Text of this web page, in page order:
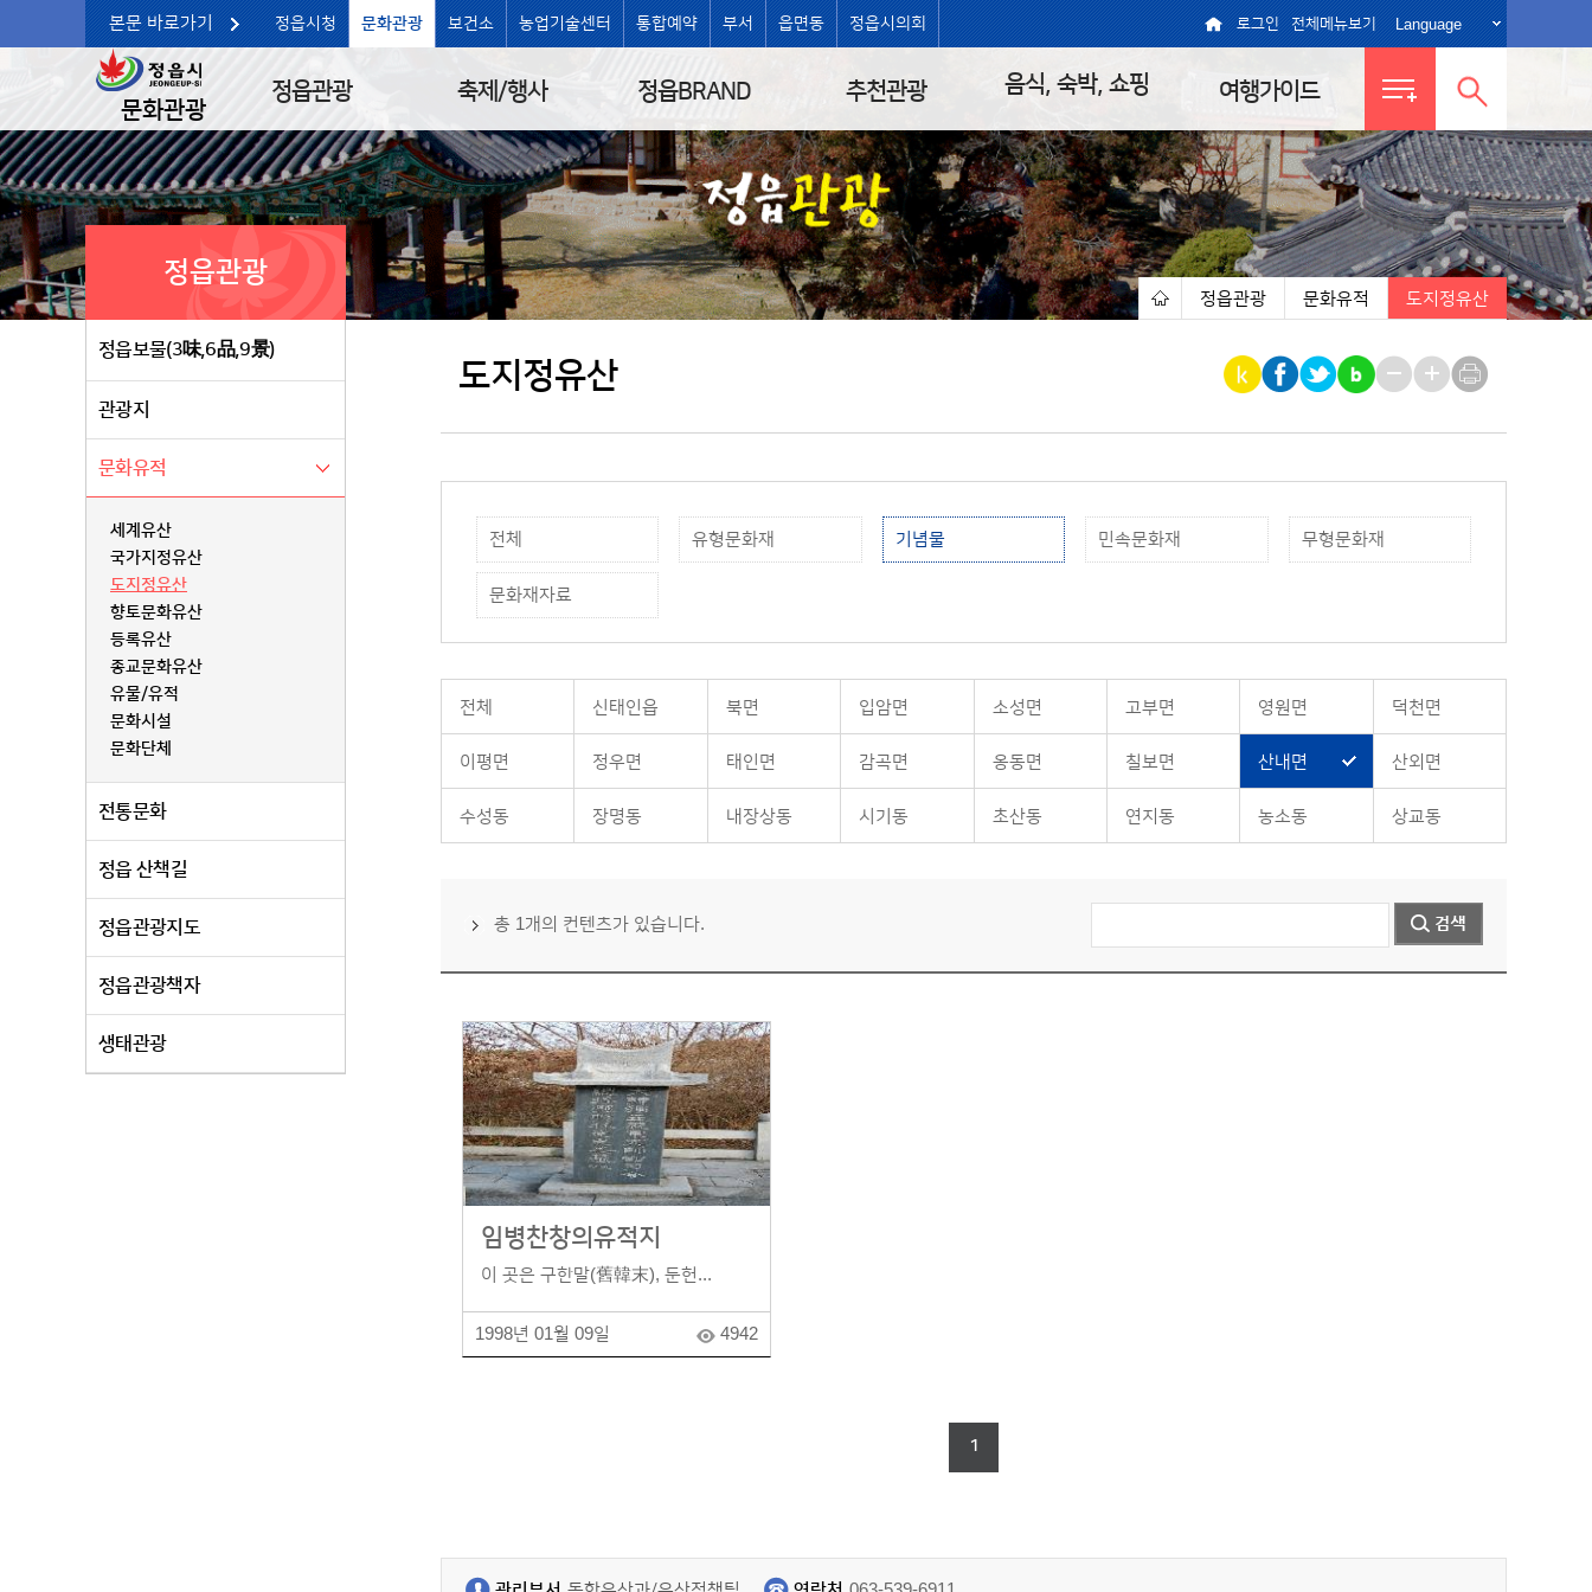
본문 바로가기 정읍시청 문화관광 보건소 농업기술센터 통합예약 부서 읍면동 정읍시의회 로그인 전체메뉴보기 Language
문화관광
정읍관광 축제/행사 정읍BRAND 추천관광 음식, 숙박, 쇼핑 여행가이드
전체메뉴
보기
통합검색
열기
정읍관광
정읍보물(3味,6品,9景)
관광지
문화유적
세계유산
국가지정유산
도지정유산
향토문화유산
등록유산
종교문화유산
유물/유적
문화시설
문화단체
전통문화
정읍 산책길
정읍관광지도
정읍관광책자
생태관광
정읍관광 문화유적 도지정유산
도지정유산
전체 유형문화재 기념물 민속문화재 무형문화재
문화재자료
전체 신태인읍 북면 입암면 소성면 고부면 영원면 덕천면
이평면 정우면 태인면 감곡면 옹동면 칠보면 산내면 산외면
수성동 장명동 내장상동 시기동 초산동 연지동 농소동 상교동
총 1개의 컨텐츠가 있습니다.
임병찬창의유적지
이 곳은 구한말(舊韓末), 둔헌...
1998년 01월 09일 4942
1